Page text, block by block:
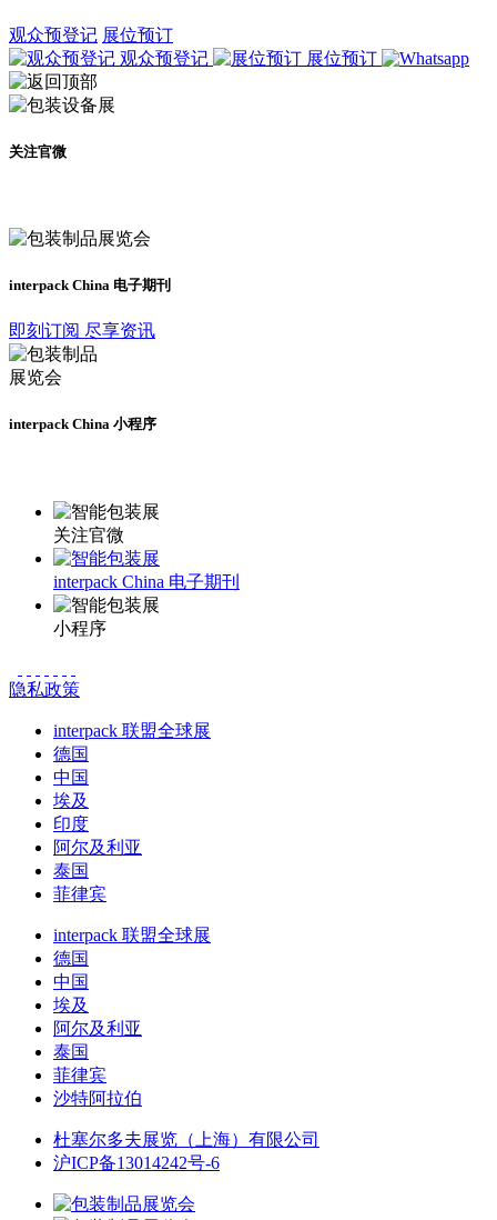
观众预登记 展位预订
观众预登记
展位预订
关注官微
interpack China 电子期刊
即刻订阅 尽享资讯
interpack China 小程序
关注官微
interpack China 电子期刊
小程序
隐私政策
interpack 联盟全球展
德国
中国
埃及
印度
阿尔及利亚
泰国
菲律宾
interpack 联盟全球展
德国
中国
埃及
阿尔及利亚
泰国
菲律宾
沙特阿拉伯
杜塞尔多夫展览（上海）有限公司
沪ICP备13014242号-6